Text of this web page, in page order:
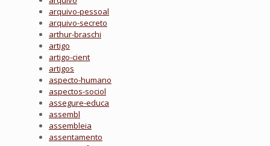
arquivo-pessoal
arquivo-secreto
arthur-braschi
artigo
artigo-cient
artigos
aspecto-humano
aspectos-sociol
assegure-educa
assembl
assembleia
assentamento